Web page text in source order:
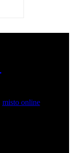
misto online